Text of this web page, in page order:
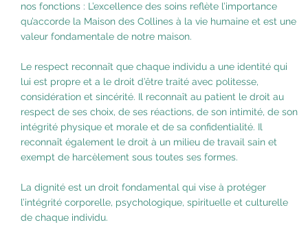
nos fonctions : L’excellence des soins reflète l’importance
qu’accorde la Maison des Collines à la vie humaine et est une
valeur fondamentale de notre maison.
Le respect reconnaît que chaque individu a une identité qui
lui est propre et a le droit d’être traité avec politesse,
considération et sincérité. Il reconnaît au patient le droit au
respect de ses choix, de ses réactions, de son intimité, de son
intégrité physique et morale et de sa confidentialité. Il
reconnaît également le droit à un milieu de travail sain et
exempt de harcèlement sous toutes ses formes.
La dignité est un droit fondamental qui vise à protéger
l’intégrité corporelle, psychologique, spirituelle et culturelle
de chaque individu.